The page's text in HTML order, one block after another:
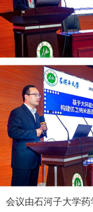
会议由石河子大学